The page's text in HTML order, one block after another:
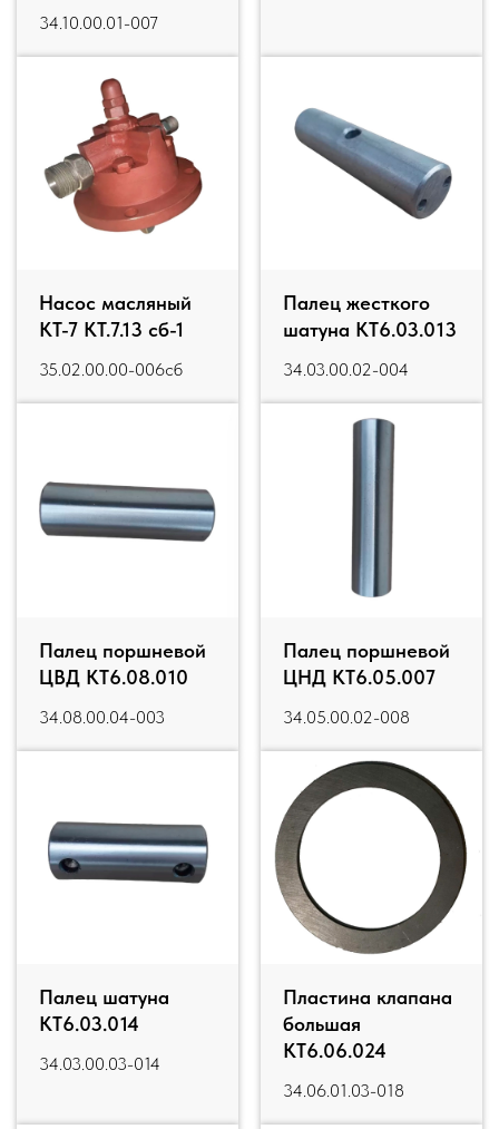
34.10.00.01-007
Насос масляный
КТ-7 КТ.7.13 сб-1
35.02.00.00-006сб
Палец жесткого
шатуна КТ6.03.013
34.03.00.02-004
Палец поршневой
ЦВД КТ6.08.010
34.08.00.04-003
Палец поршневой
ЦНД КТ6.05.007
34.05.00.02-008
Палец шатуна
КТ6.03.014
34.03.00.03-014
Пластина клапана
большая
КТ6.06.024
34.06.01.03-018